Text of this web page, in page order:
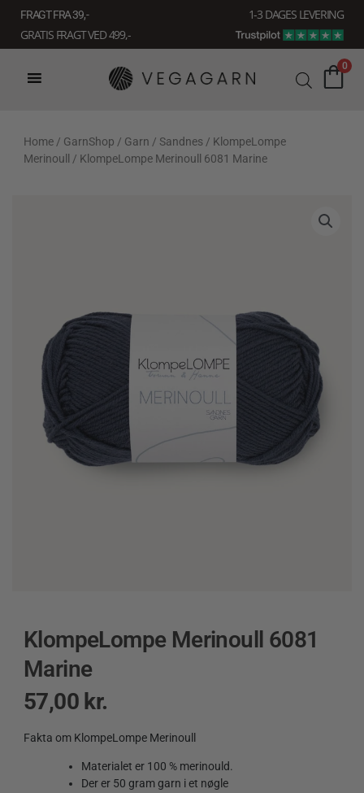
indholdet
FRAGT FRA 39, -
1-3 DAGES LEVERING
GRATIS FRAGT VED 499,-
0
Home / GarnShop / Garn / Sandnes / KlompeLompe
Merinoull
/ KlompeLompe Merinoull 6081 Marine
KlompeLompe Merinoull 6081
Marine
57,00 kr.
Fakta om KlompeLompe Merinoull
Materialet er 100 % merinould.
Der er 50 gram garn i et nøgle